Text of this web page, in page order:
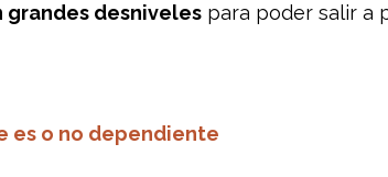
grandes desnivelespara poder salir a
es o no dependiente